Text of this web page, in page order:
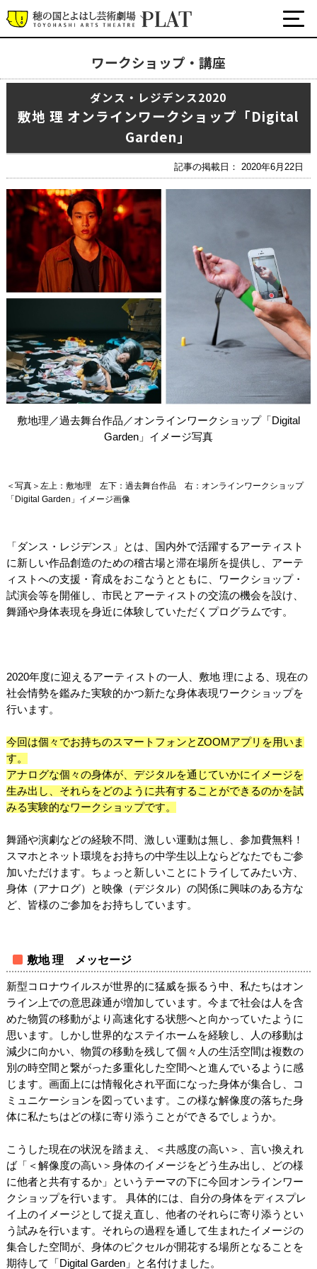
公式SNS
アクセシビリティ/
サービス
会員制度のご案内
座席表 月間スケジュール
プラットニュース 出版物・映像
交通アクセス お問合せ
ワークショップ・講座
ダンス・レジデンス2020
敷地 理 オンラインワークショップ「Digital
Garden」
記事の掲載日： 2020年6月22日
敷地理／過去舞台作品／オンラインワークショップ「Digital
Garden」イメージ写真
＜写真＞左上：敷地理 左下：過去舞台作品 右：オンラインワークショップ
「Digital Garden」イメージ画像
「ダンス・レジデンス」とは、国内外で活躍するアーティスト
に新しい作品創造のための稽古場と滞在場所を提供し、アーテ
ィストへの支援・育成をおこなうとともに、ワークショップ・
試演会等を開催し、市民とアーティストの交流の機会を設け、
舞踊や身体表現を身近に体験していただくプログラムです。
2020年度に迎えるアーティストの一人、敷地 理による、現在の
社会情勢を鑑みた実験的かつ新たな身体表現ワークショップを
行います。
今回は個々でお持ちのスマートフォンとZOOMアプリを用いま
す。
アナログな個々の身体が、デジタルを通じていかにイメージを
生み出し、それらをどのように共有することができるのかを試
みる実験的なワークショップです。
舞踊や演劇などの経験不問、激しい運動は無し、参加費無料！
スマホとネット環境をお持ちの中学生以上ならどなたでもご参
加いただけます。ちょっと新しいことにトライしてみたい方、
身体（アナログ）と映像（デジタル）の関係に興味のある方な
ど、皆様のご参加をお持ちしています。
敷地 理 メッセージ
新型コロナウイルスが世界的に猛威を振るう中、私たちはオン
ライン上での意思疎通が増加しています。今まで社会は人を含
めた物質の移動がより高速化する状態へと向かっていたように
思います。しかし世界的なステイホームを経験し、人の移動は
減少に向かい、物質の移動を残して個々人の生活空間は複数の
別の時空間と繋がった多重化した空間へと進んでいるように感
じます。画面上には情報化され平面になった身体が集合し、コ
ミュニケーションを図っています。この様な解像度の落ちた身
体に私たちはどの様に寄り添うことができるでしょうか。
こうした現在の状況を踏まえ、＜共感度の高い＞、言い換えれ
ば「＜解像度の高い＞身体のイメージをどう生み出し、どの様
に他者と共有するか」というテーマの下に今回オンラインワー
クショップを行います。 具体的には、自分の身体をディスプレ
イ上のイメージとして捉え直し、他者のそれらに寄り添うとい
う試みを行います。それらの過程を通して生まれたイメージの
集合した空間が、身体のピクセルが開花する場所となることを
期待して「Digital Garden」と名付けました。
最新の公演・イベント情報
演劇・ダンス・音楽など
ワークショップ・講座
プラットについて
チケット・座席表・鑑賞サポートなど
施設の利用について
サポート